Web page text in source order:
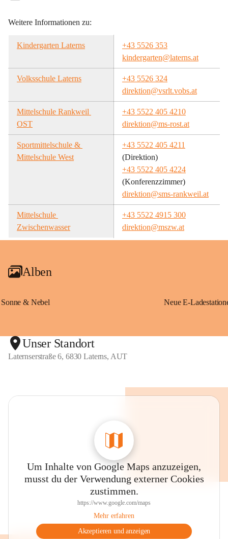
Weitere Informationen zu:
Kindergarten Laterns
+43 5526 353
kindergarten@laterns.at
Volksschule Laterns
+43 5526 324
direktion@vsrlt.vobs.at
Mittelschule Rankweil
OST
+43 5522 405 4210
direktion@ms-rost.at
Sportmittelschule &
Mittelschule West
+43 5522 405 4211
(Direktion)
+43 5522 405 4224
(Konferenzzimmer)
direktion@sms-rankweil.at
Mittelschule
Zwischenwasser
+43 5522 4915 300
direktion@mszw.at
Alben
Sonne & Nebel
Unser Standort
Laternserstraße 6, 6830 Laterns, AUT
Um Inhalte von Google Maps anzuzeigen,
musst du der Verwendung externer Cookies
zustimmen.
https://www.google.com/maps
Mehr erfahren
Akzeptieren und anzeigen